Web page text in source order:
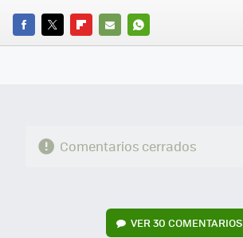
FACEBOOK
TWITTERFLIPBOARD
E-
WHATSAPP
Comentarios cerrados
VER 30 COMENTARIOS